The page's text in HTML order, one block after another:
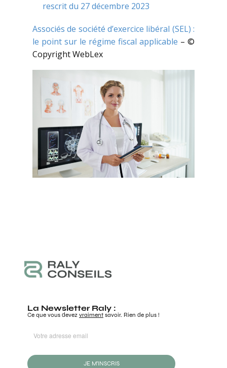
rescrit du 27 décembre 2023
Associés de société d’exercice libéral (SEL) :
le point sur le régime fiscal applicable – ©
Copyright WebLex
La Newsletter Raly :
Ce que vous devez vraiment savoir. Rien de plus !
JE M'INSCRIS